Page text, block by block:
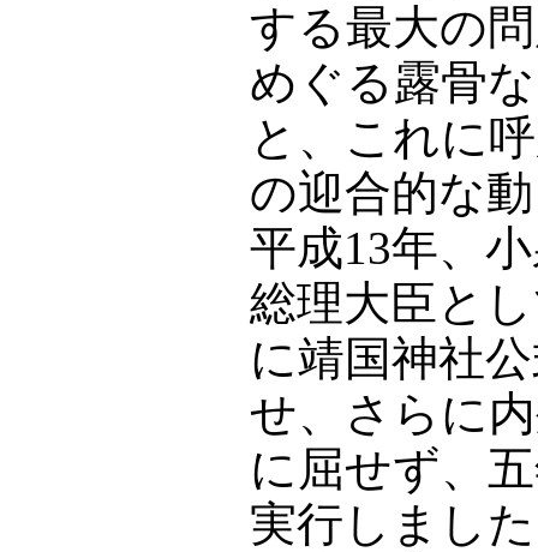
する最大の
めぐる露骨
と、これに
の迎合的な
平成13年、
総理大臣と
に靖国神社
せ、さらに
に屈せず、
実行しまし